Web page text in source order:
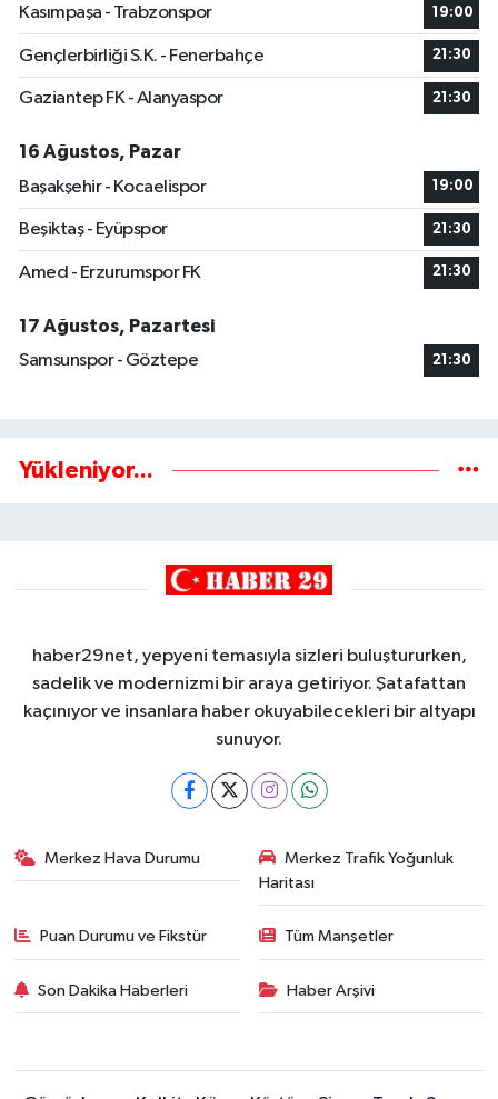
Kasımpaşa - Trabzonspor 19:00
Gençlerbirliği S.K. - Fenerbahçe 21:30
Gaziantep FK - Alanyaspor 21:30
16 Ağustos, Pazar
Başakşehir - Kocaelispor
19:00
Beşiktaş - Eyüpspor 21:30
Amed - Erzurumspor FK 21:30
17 Ağustos, Pazartesi
Samsunspor - Göztepe
21:30
Yükleniyor...
haber29net, yepyeni temasıyla sizleri buluştururken,
sadelik ve modernizmi bir araya getiriyor. Şatafattan
kaçınıyor ve insanlara haber okuyabilecekleri bir altyapı
sunuyor.
Merkez Hava Durumu
Merkez Trafik Yoğunluk
Haritası
Puan Durumu ve Fikstür Tüm Manşetler
Son Dakika Haberleri Haber Arşivi